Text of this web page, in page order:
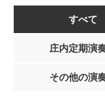
すべて
庄内定期演
その他の演